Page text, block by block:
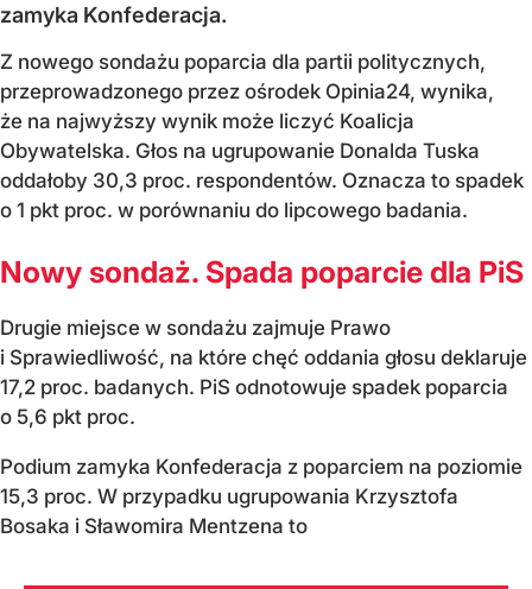
zamyka Konfederacja.
Z nowego sondażu poparcia dla partii politycznych,
przeprowadzonego przez ośrodek Opinia24, wynika,
że na najwyższy wynik może liczyć Koalicja
Obywatelska. Głos na ugrupowanie Donalda Tuska
oddałoby 30,3 proc. respondentów. Oznacza to spadek
o 1 pkt proc. w porównaniu do lipcowego badania.
Nowy sondaż. Spada poparcie dla PiS
Drugie miejsce w sondażu zajmuje Prawo
i Sprawiedliwość, na które chęć oddania głosu deklaruje
17,2 proc. badanych. PiS odnotowuje spadek poparcia
o 5,6 pkt proc.
Podium zamyka Konfederacja z poparciem na poziomie
15,3 proc. W przypadku ugrupowania Krzysztofa
Bosaka i Sławomira Mentzena to